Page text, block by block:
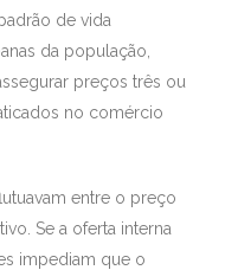
de vida
da população,
preços três ou
no comércio
entre o preço
Se a oferta interna
impediam que o